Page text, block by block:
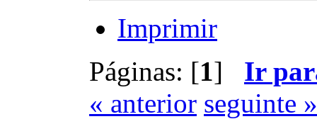
Imprimir
Páginas: [1] Ir
« anterior seguinte »